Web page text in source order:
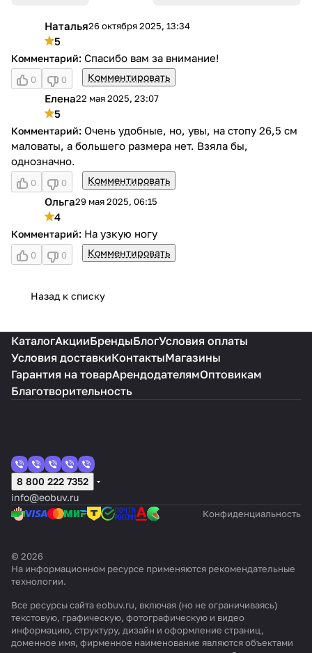
Наталья26 октября 2025, 13:34
5
Спасибо вам за внимание!
0 0 Комментировать
Елена22 мая 2025, 23:07
5
Очень удобные, но, увы, на стопу 26,5 см
маловаты, а большего размера нет. Взяла бы,
однозначно.
0 0 Комментировать
Ольга29 мая 2025, 06:15
4
На узкую ногу
0 0 Комментировать
Назад к списку
КаталогАкцииБрендыБлогУсловия оплаты
Условия доставкиКонтактыМагазины
Гарантия на товарАрендодателямОптовикам
Благотворительность
8 800 222 7352
info@eobuv.ru
Конфиденциальность
© 2026
На информационном ресурсе применяются рекомендательные
технологии.
Все ресурсы сайта eobuv.ru, включая (но не ограничиваясь)
текстовую, графическую, фотографическую и видео
информацию, структуру, дизайн и оформление страниц,
доменное имя, фирменное наименование являются объектами